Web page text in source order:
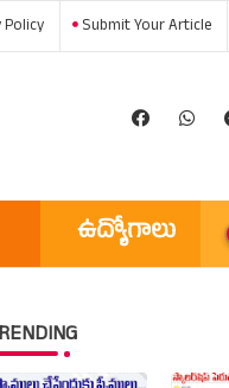
Submit Your Article
ఉద్యోగాలు